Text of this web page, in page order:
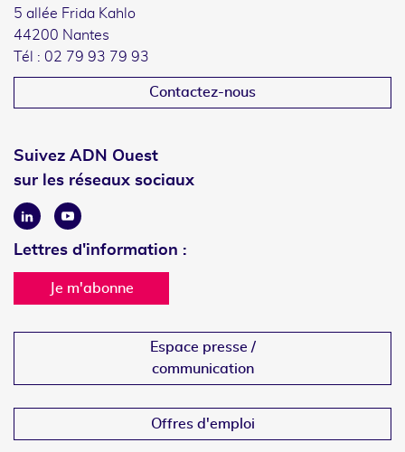
5 allée Frida Kahlo
44200 Nantes
Tél : 02 79 93 79 93
Contactez-nous
Suivez ADN Ouest
sur les réseaux sociaux
LinkedinYoutube
Lettres d'information :
Je m'abonne
Espace presse /
communication
Offres d'emploi